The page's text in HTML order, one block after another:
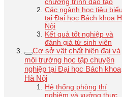
chương trình đào tạo
Các ngành học tiêu biểu
tại Đại học Bách khoa
Nội
Kết quả tốt nghiệp và
đánh giá từ sinh viên
Cơ sở vật chất hiện đại và
môi trường học tập chuyên
nghiệp tại Đại học Bách khoa
Hà Nội
Hệ thống phòng thí
nghiệm và xưởng thực